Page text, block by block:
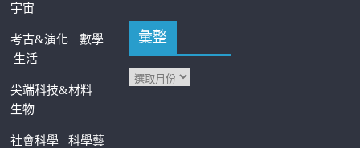
宇宙
考古&演化
數學
生活
尖端科技&材料
生物
社會科學科學藝
彙整